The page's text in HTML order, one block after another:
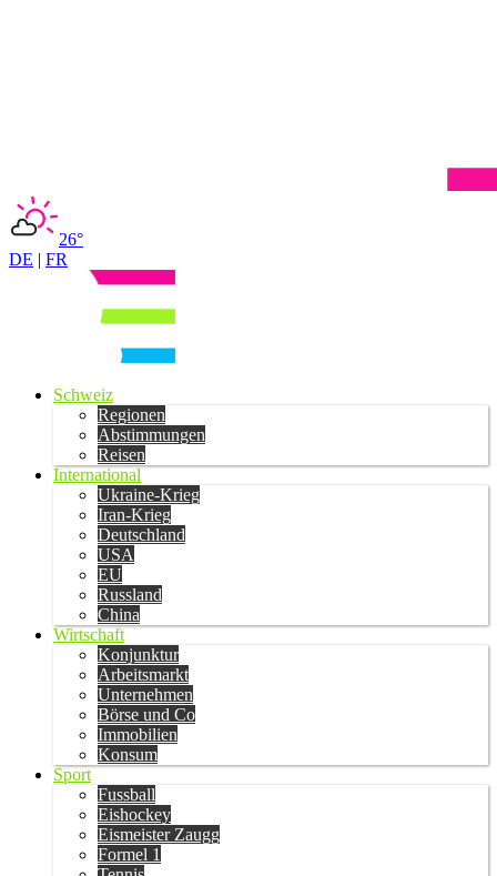
26°
DE | FR
Schweiz
Regionen
Abstimmungen
Reisen
International
Ukraine-Krieg
Iran-Krieg
Deutschland
USA
EU
Russland
China
Wirtschaft
Konjunktur
Arbeitsmarkt
Unternehmen
Börse und Co
Immobilien
Konsum
Sport
Fussball
Eishockey
Eismeister Zaugg
Formel 1